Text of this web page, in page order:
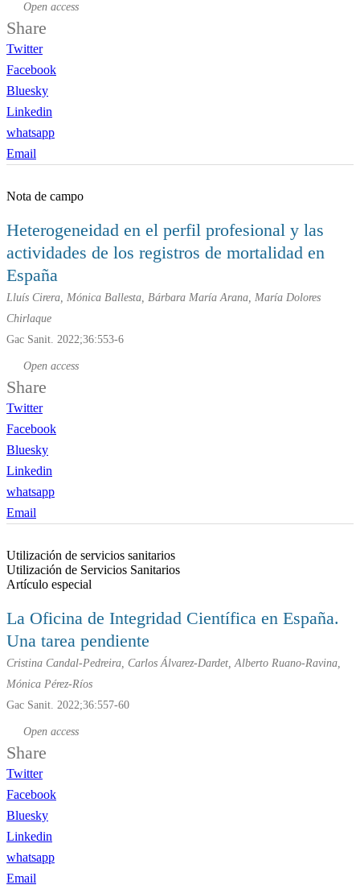
Open access
Share
Twitter
Facebook
Bluesky
Linkedin
whatsapp
Email
Nota de campo
Heterogeneidad en el perfil profesional y las
actividades de los registros de mortalidad en
España
Lluís Cirera, Mónica Ballesta, Bárbara María Arana, María Dolores
Chirlaque
Gac Sanit. 2022;36:553-6
Open access
Share
Twitter
Facebook
Bluesky
Linkedin
whatsapp
Email
Utilización de servicios sanitarios
Utilización de Servicios Sanitarios
Artículo especial
La Oficina de Integridad Científica en España.
Una tarea pendiente
Cristina Candal-Pedreira, Carlos Álvarez-Dardet, Alberto Ruano-Ravina,
Mónica Pérez-Ríos
Gac Sanit. 2022;36:557-60
Open access
Share
Twitter
Facebook
Bluesky
Linkedin
whatsapp
Email